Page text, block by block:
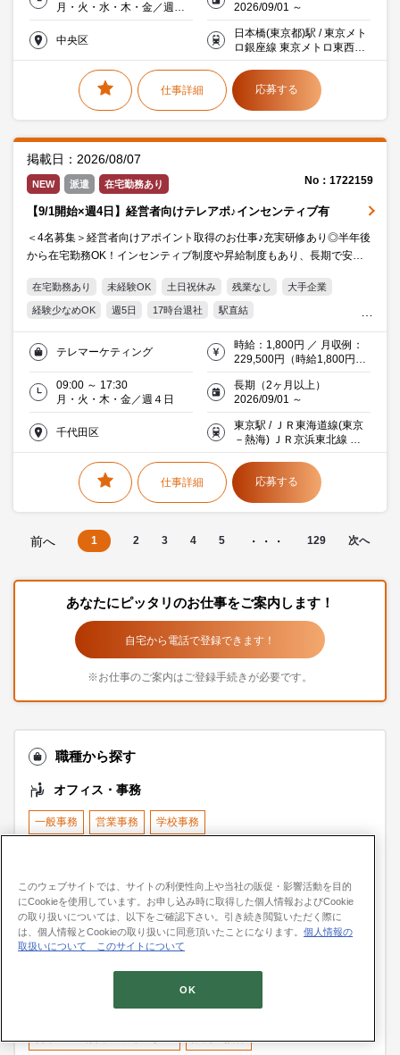
月・火・水・木・金／週３
日
2026/09/01 ～
中央区
日本橋(東京都)駅 / 東京メト
ロ銀座線 東京メトロ東西
線 等 2分 徒歩
仕事詳細 応募する
掲載日：2026/08/07
NEW 派遣 在宅勤務あり No：1722159
【9/1開始×週4日】経営者向けテレアポ♪インセンティブ有
＜4名募集＞経営者向けアポイント取得のお仕事♪充実研修あり◎半年後
から在宅勤務OK！インセンティブ制度や昇給制度もあり、長期で安定
在宅勤務あり 未経験OK 土日祝休み 残業なし 大手企業
経験少なめOK 週5日 17時台退社 駅直結
オフィス禁煙・分煙 Word Excel 20代活躍中 30代活躍中
ミドル(40代)活躍中 エルダー(50代)活躍中
働く主婦（夫）活躍中 シニア(60代以上)応援
テレマーケティング
時給：1,800円 ／ 月収例：
229,500円（時給1,800円×
実働7時間30分×月17日）※
交通費支給（当社規定有）
09:00 ～ 17:30
月・火・木・金／週４日
長期（2ヶ月以上）
2026/09/01 ～
千代田区
東京駅 / ＪＲ東海道線(東京
－熱海) ＪＲ京浜東北線 等
徒歩直ぐ
仕事詳細 応募する
前へ 1 2 3 4 5 ・・・ 129 次へ
あなたにピッタリのお仕事をご案内します！
自宅から電話で登録できます！
※お仕事のご案内はご登録手続きが必要です。
職種から探す
オフィス・事務
一般事務 営業事務 学校事務
人事・総務事務 英文事務 翻訳・通訳 貿易事務
法務・特許事務 受付 秘書 企画・マーケティング
その他オフィスワーク・事務
営業・販売・サービス
営業・企画営業・ラウンダー 販売・接客
このウェブサイトでは、サイトの利便性向上や当社の販促・影響活動を目的
にCookieを使用しています。お申し込み時に取得した個人情報およびCookie
の取り扱いについては、以下をご確認下さい。引き続き閲覧いただく際に
は、個人情報とCookieの取り扱いに同意頂いたことになります。 個人情報の
取扱いについて このサイトについて
OK